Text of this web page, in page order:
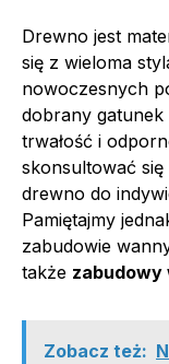
Drewno jest
się z wieloma
nowoczesnych
dobrany gatunek
trwałość i
skonsultować
drewno do
Pamiętajmy
zabudowie
także zabudowy
Zobacz też: